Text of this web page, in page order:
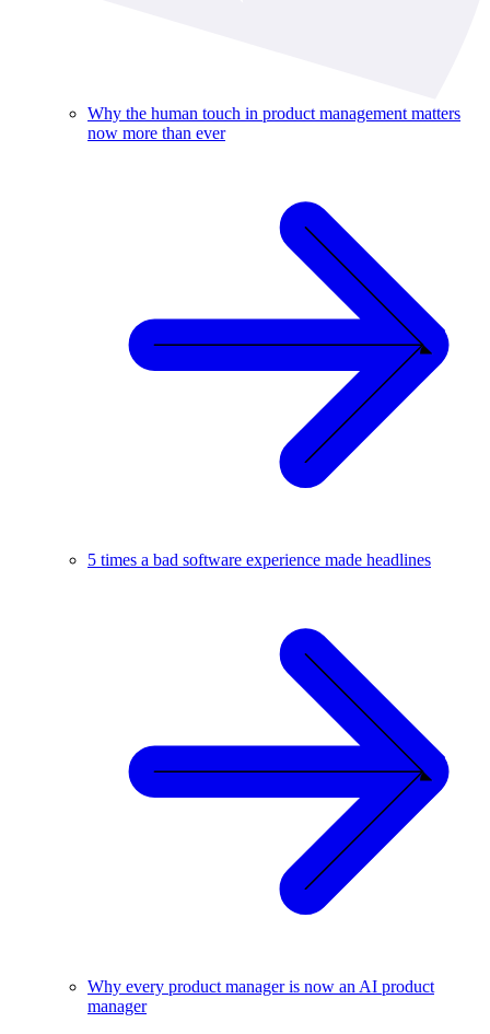
Why the human touch in product management matters
now more than ever
5 times a bad software experience made headlines
Why every product manager is now an AI product
manager